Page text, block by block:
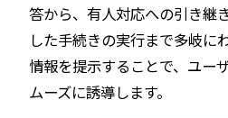
答から、有人対応への引き継
した手続きの実行まで多岐に
情報を提示することで、ユー
ムーズに誘導します。